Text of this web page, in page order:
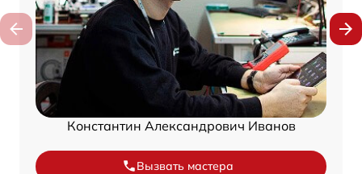
Константин Александрович Иванов
Вызвать мастера